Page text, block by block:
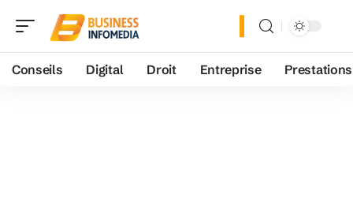
Conseils Digital Droit Entreprise Prestations